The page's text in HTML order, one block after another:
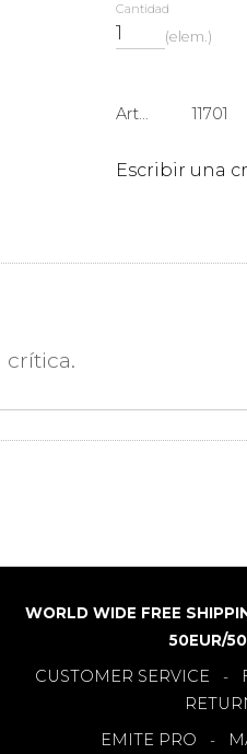
Cantidad
elem.
Artículo n.º 11701
Escribir una
WORLD WIDE FREE
50EUR/
CUSTOMER SERVICE -
EMITE PRO -